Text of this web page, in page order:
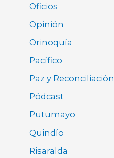
Oficios
Opinión
Orinoquía
Pacífico
Paz y Reconciliación
Pódcast
Putumayo
Quindío
Risaralda